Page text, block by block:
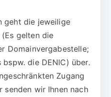
geht die jeweilige
gelten die
Domainvergabestelle;
die DENIC) über.
Zugang
senden wir Ihnen nach